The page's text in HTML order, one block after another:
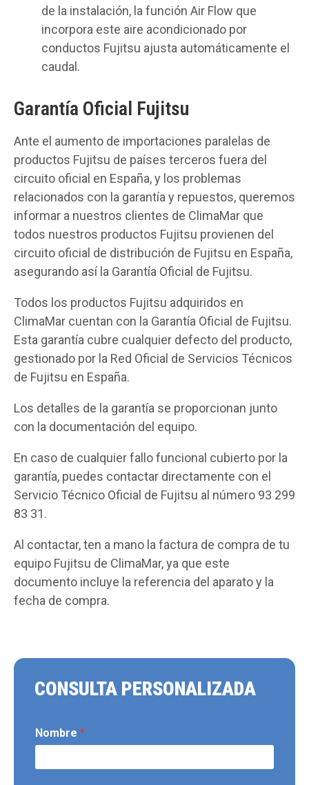
de la instalación, la función Air Flow que
incorpora este aire acondicionado por
conductos Fujitsu ajusta automáticamente el
caudal.
Garantía Oficial Fujitsu
Ante el aumento de importaciones paralelas de
productos Fujitsu de países terceros fuera del
circuito oficial en España, y los problemas
relacionados con la garantía y repuestos, queremos
informar a nuestros clientes de ClimaMar que
todos nuestros productos Fujitsu provienen del
circuito oficial de distribución de Fujitsu en España,
asegurando así la Garantía Oficial de Fujitsu.
Todos los productos Fujitsu adquiridos en
ClimaMar cuentan con la Garantía Oficial de Fujitsu.
Esta garantía cubre cualquier defecto del producto,
gestionado por la Red Oficial de Servicios Técnicos
de Fujitsu en España.
Los detalles de la garantía se proporcionan junto
con la documentación del equipo.
En caso de cualquier fallo funcional cubierto por la
garantía, puedes contactar directamente con el
Servicio Técnico Oficial de Fujitsu al número 93 299
83 31.
Al contactar, ten a mano la factura de compra de tu
equipo Fujitsu de ClimaMar, ya que este
documento incluye la referencia del aparato y la
fecha de compra.
CONSULTA PERSONALIZADA
Nombre *